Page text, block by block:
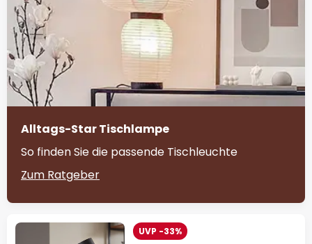
Alltags-Star Tischlampe
So finden Sie die passende Tischleuchte
Zum Ratgeber
UVP -33%